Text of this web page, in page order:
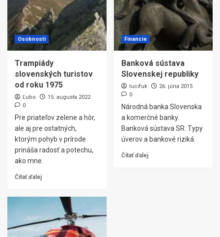
Osobnosti
Trampiády
slovenských turistov
od roku 1975
Ľubo
15. augusta 2022
0
Pre priateľov zelene a hôr,
ale aj pre ostatných,
ktorým pohyb v prírode
prináša radosť a potechu,
ako mne.
Čítať ďalej
Financie
Banková sústava
Slovenskej republiky
lucifuk
26. júna 2015
0
Národná banka Slovenska
a komerčné banky.
Banková sústava SR. Typy
úverov a bankové riziká.
Čítať ďalej